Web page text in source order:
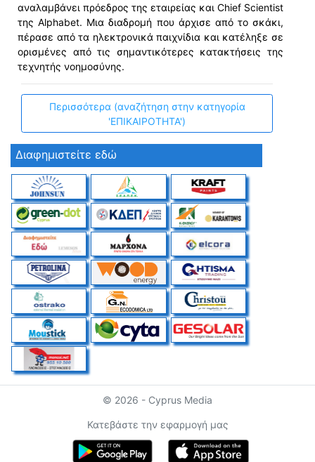
αναλαμβάνει πρόεδρος της εταιρείας και Chief Scientist
της Alphabet. Μια διαδρομή που άρχισε από το σκάκι,
πέρασε από τα ηλεκτρονικά παιχνίδια και κατέληξε σε
ορισμένες από τις σημαντικότερες κατακτήσεις της
τεχνητής νοημοσύνης.
Περισσότερα (αναζήτηση στην κατηγορία
'ΕΠΙΚΑΙΡΟΤΗΤΑ')
Διαφημιστείτε εδώ
© 2026 - Cyprus Media
Κατεβάστε την εφαρμογή μας